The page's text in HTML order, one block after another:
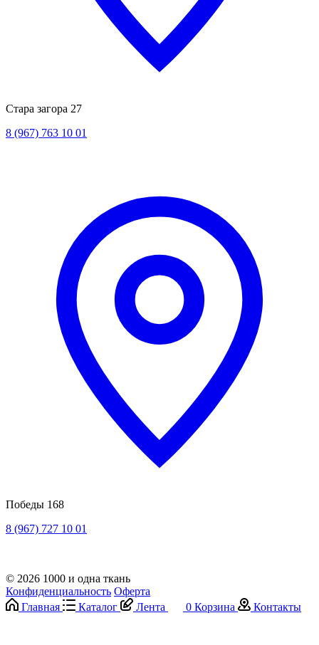
Стара загора 27
8 (967) 763 10 01
Победы 168
8 (967) 727 10 01
© 2026 1000 и одна ткань
Конфиденциальность Оферта
Главная
Каталог Лента 0 Корзина Контакты